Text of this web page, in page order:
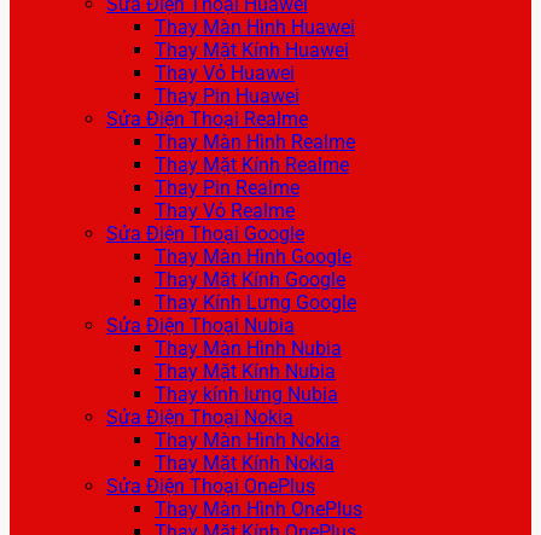
Thay Màn Hình Huawei
Thay Mặt Kính Huawei
Thay Vỏ Huawei
Thay Pin Huawei
Sửa Điện Thoại Realme
Thay Màn Hình Realme
Thay Mặt Kính Realme
Thay Pin Realme
Thay Vỏ Realme
Sửa Điện Thoại Google
Thay Màn Hình Google
Thay Mặt Kính Google
Thay Kính Lưng Google
Sửa Điện Thoại Nubia
Thay Màn Hình Nubia
Thay Mặt Kính Nubia
Thay kính lưng Nubia
Sửa Điện Thoại Nokia
Thay Màn Hình Nokia
Thay Mặt Kính Nokia
Sửa Điện Thoại OnePlus
Thay Màn Hình OnePlus